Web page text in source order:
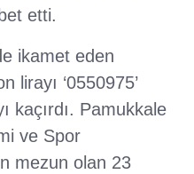
etti.
ikamet eden
lirayı ‘0550975’
kaçırdı. Pamukkale
ve Spor
mezun olan 23